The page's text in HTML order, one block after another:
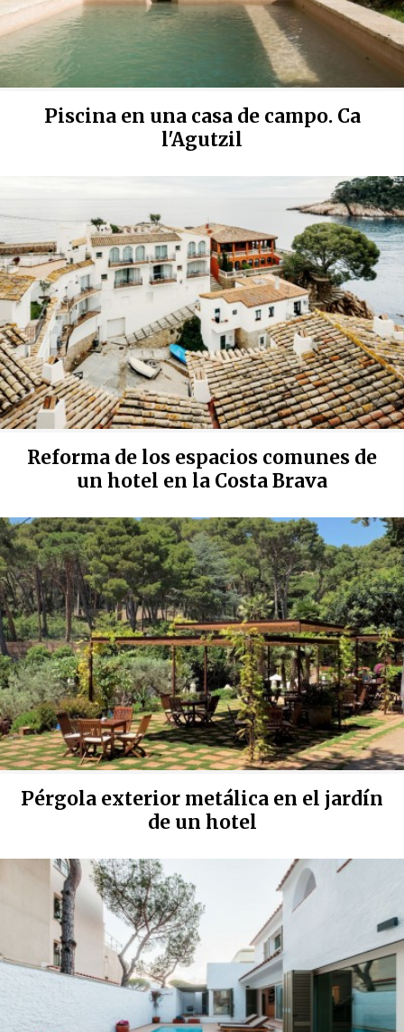
Piscina en una casa de campo. Ca
l'Agutzil
Reforma de los espacios comunes de
un hotel en la Costa Brava
Pérgola exterior metálica en el jardín
de un hotel